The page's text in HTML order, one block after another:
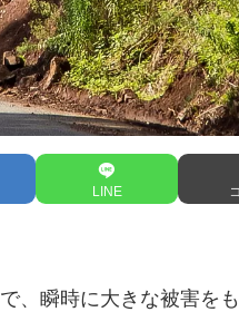
LINE
、瞬時に大きな被害を